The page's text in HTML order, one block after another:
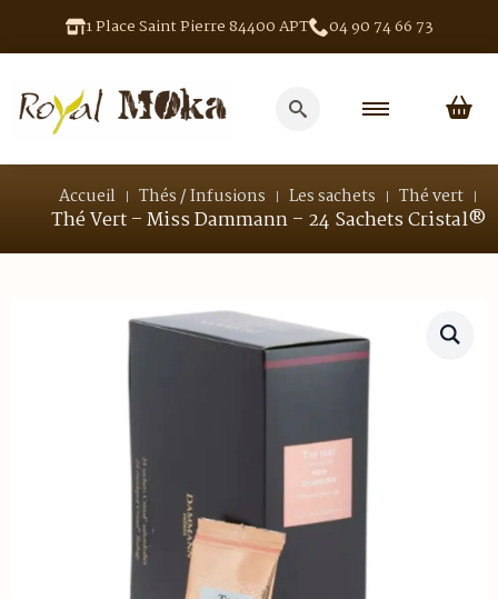
1 Place Saint Pierre 84400 APT 04 90 74 66 73
for:
Accueil Thés / Infusions Les sachets Thé vert
Thé Vert – Miss Dammann – 24 Sachets Cristal®